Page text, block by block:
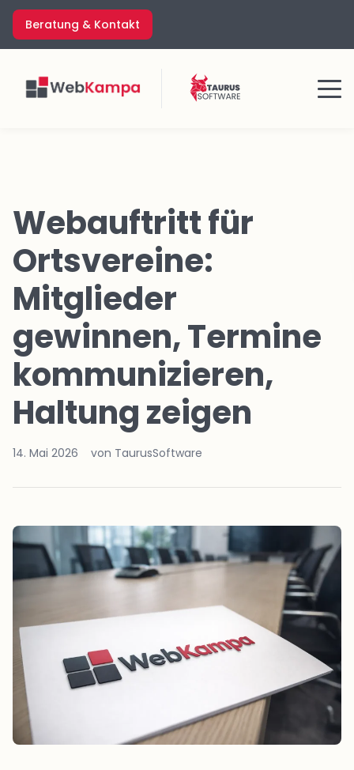
Zum
Inhalt
springen
Beratung & Kontakt
Menü
Webauftritt für
Ortsvereine:
Mitglieder
gewinnen, Termine
kommunizieren,
Haltung zeigen
14. Mai 2026 von TaurusSoftware